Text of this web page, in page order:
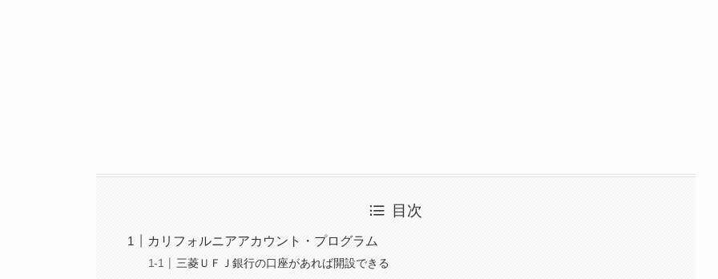
目次
カリフォルニアアカウント・プログラム
三菱ＵＦＪ銀行の口座があれば開設できる